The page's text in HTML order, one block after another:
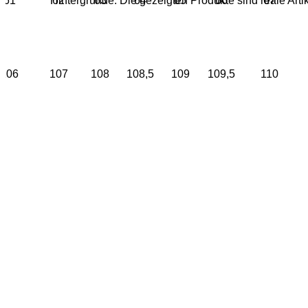
106 107 108 108,5 109 109,5 110